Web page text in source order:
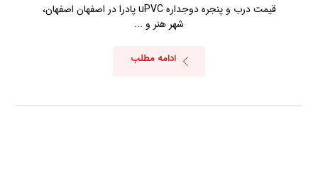
قیمت درب و پنجره دوجداره uPVC پادرا در اصفهان اصفهان،
شهر هنر و ...
ادامه مطلب